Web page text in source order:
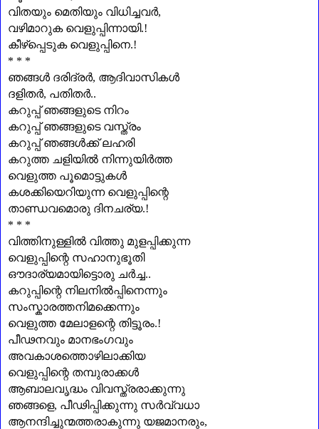
വിതയും മെതിയും വിധിച്ചവർ,
വഴിമാറുക വെളുപ്പിന്നായി.!
കീഴ്പ്പെടുക വെളുപ്പിനെ.!
* * *
ഞങ്ങൾ ദരിദ്രർ, ആദിവാസികൾ
ദളിതർ, പതിതർ..
കറുപ്പ് ഞങ്ങളുടെ നിറം
കറുപ്പ് ഞങ്ങളുടെ വസ്ത്രം
കറുപ്പ് ഞങ്ങൾക്ക് ലഹരി
കറുത്ത ചളിയിൽ നിന്നുയിർത്ത
വെളുത്ത പൂമൊട്ടുകൾ
കശക്കിയെറിയുന്ന വെളുപ്പിന്റെ
താണ്ഡവമൊരു ദിനചര്യ.!
* * *
വിത്തിനുള്ളിൽ വിത്തു മുളപ്പിക്കുന്ന
വെളുപ്പിന്റെ സഹാനുഭൂതി
ഔദാര്യമായിട്ടൊരു ചർച്ച..
കറുപ്പിന്റെ നിലനിൽപ്പിനെന്നും
സംസ്കാരത്തനിമക്കെന്നും
വെളുത്ത മേലാളന്റെ തിട്ടൂരം.!
പീഢനവും മാനഭംഗവും
അവകാശത്തൊഴിലാക്കിയ
വെളുപ്പിന്റെ തമ്പുരാക്കൾ
ആബാലവൃദ്ധം വിവസ്ത്രരാക്കുന്നു
ഞങ്ങളെ, പീഢിപ്പിക്കുന്നു സർവ്വധാ
ആനന്ദിച്ചുന്മത്തരാകുന്നു യജമാനരും,